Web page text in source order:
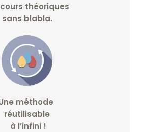
cours théoriques
sans blabla.
méthode
réutilisable
à l’infini !